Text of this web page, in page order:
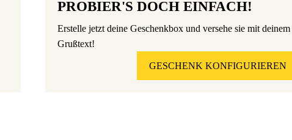
PROBIER'S DOCH EINFACH!
Erstelle jetzt deine Geschenkbox und versehe sie mit
Grußtext!
GESCHENK KONFIGURIEREN